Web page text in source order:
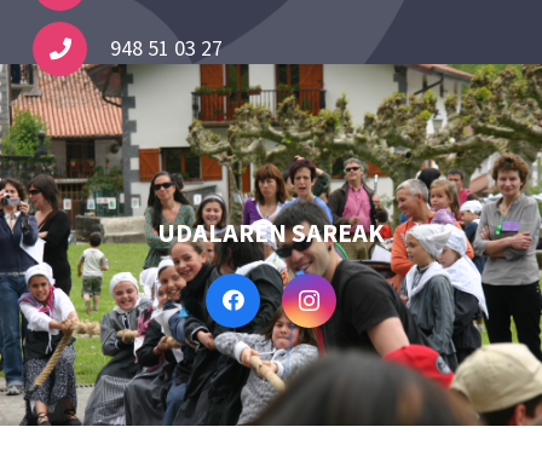
948 51 03 27
UDALAREN SAREAK